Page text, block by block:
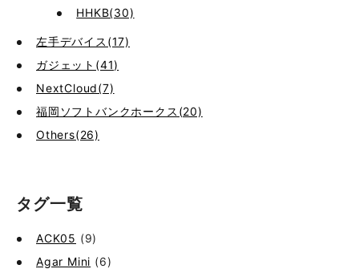
HHKB(30)
左手デバイス(17)
ガジェット(41)
NextCloud(7)
福岡ソフトバンクホークス(20)
Others(26)
タグ一覧
ACK05 (9)
Agar Mini (6)